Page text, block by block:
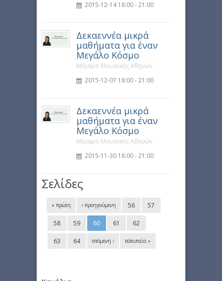
2015-12-14 18:00 - 21:00
Δεκαεννέα μικρά
μαθήματα για έναν
Μεγάλο Κόσμο
Μέγαρο Μουσικής Αθηνών
2015-12-07 18:00 - 21:00
Δεκαεννέα μικρά
μαθήματα για έναν
Μεγάλο Κόσμο
Μέγαρο Μουσικής Αθηνών
2015-11-30 18:00 - 21:00
Σελίδες
« πρώτη ‹ προηγούμενη 56 57
58 59 60 61 62
63 64 επόμενη › τελευταία »